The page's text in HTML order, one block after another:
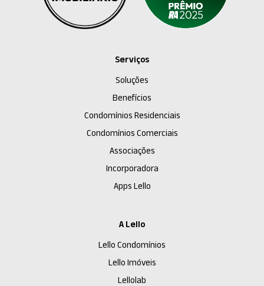
Serviços
Soluções
Benefícios
Condomínios Residenciais
Condomínios Comerciais
Associações
Incorporadora
Apps Lello
A Lello
Lello Condomínios
Lello Imóveis
Lellolab